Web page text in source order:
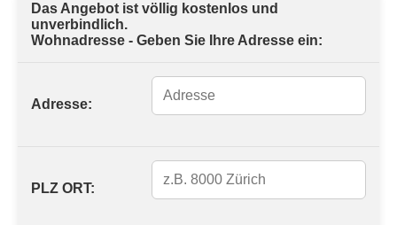
Das Angebot ist völlig kostenlos und
unverbindlich.
Wohnadresse - Geben Sie Ihre Adresse ein:
Adresse:
PLZ ORT: